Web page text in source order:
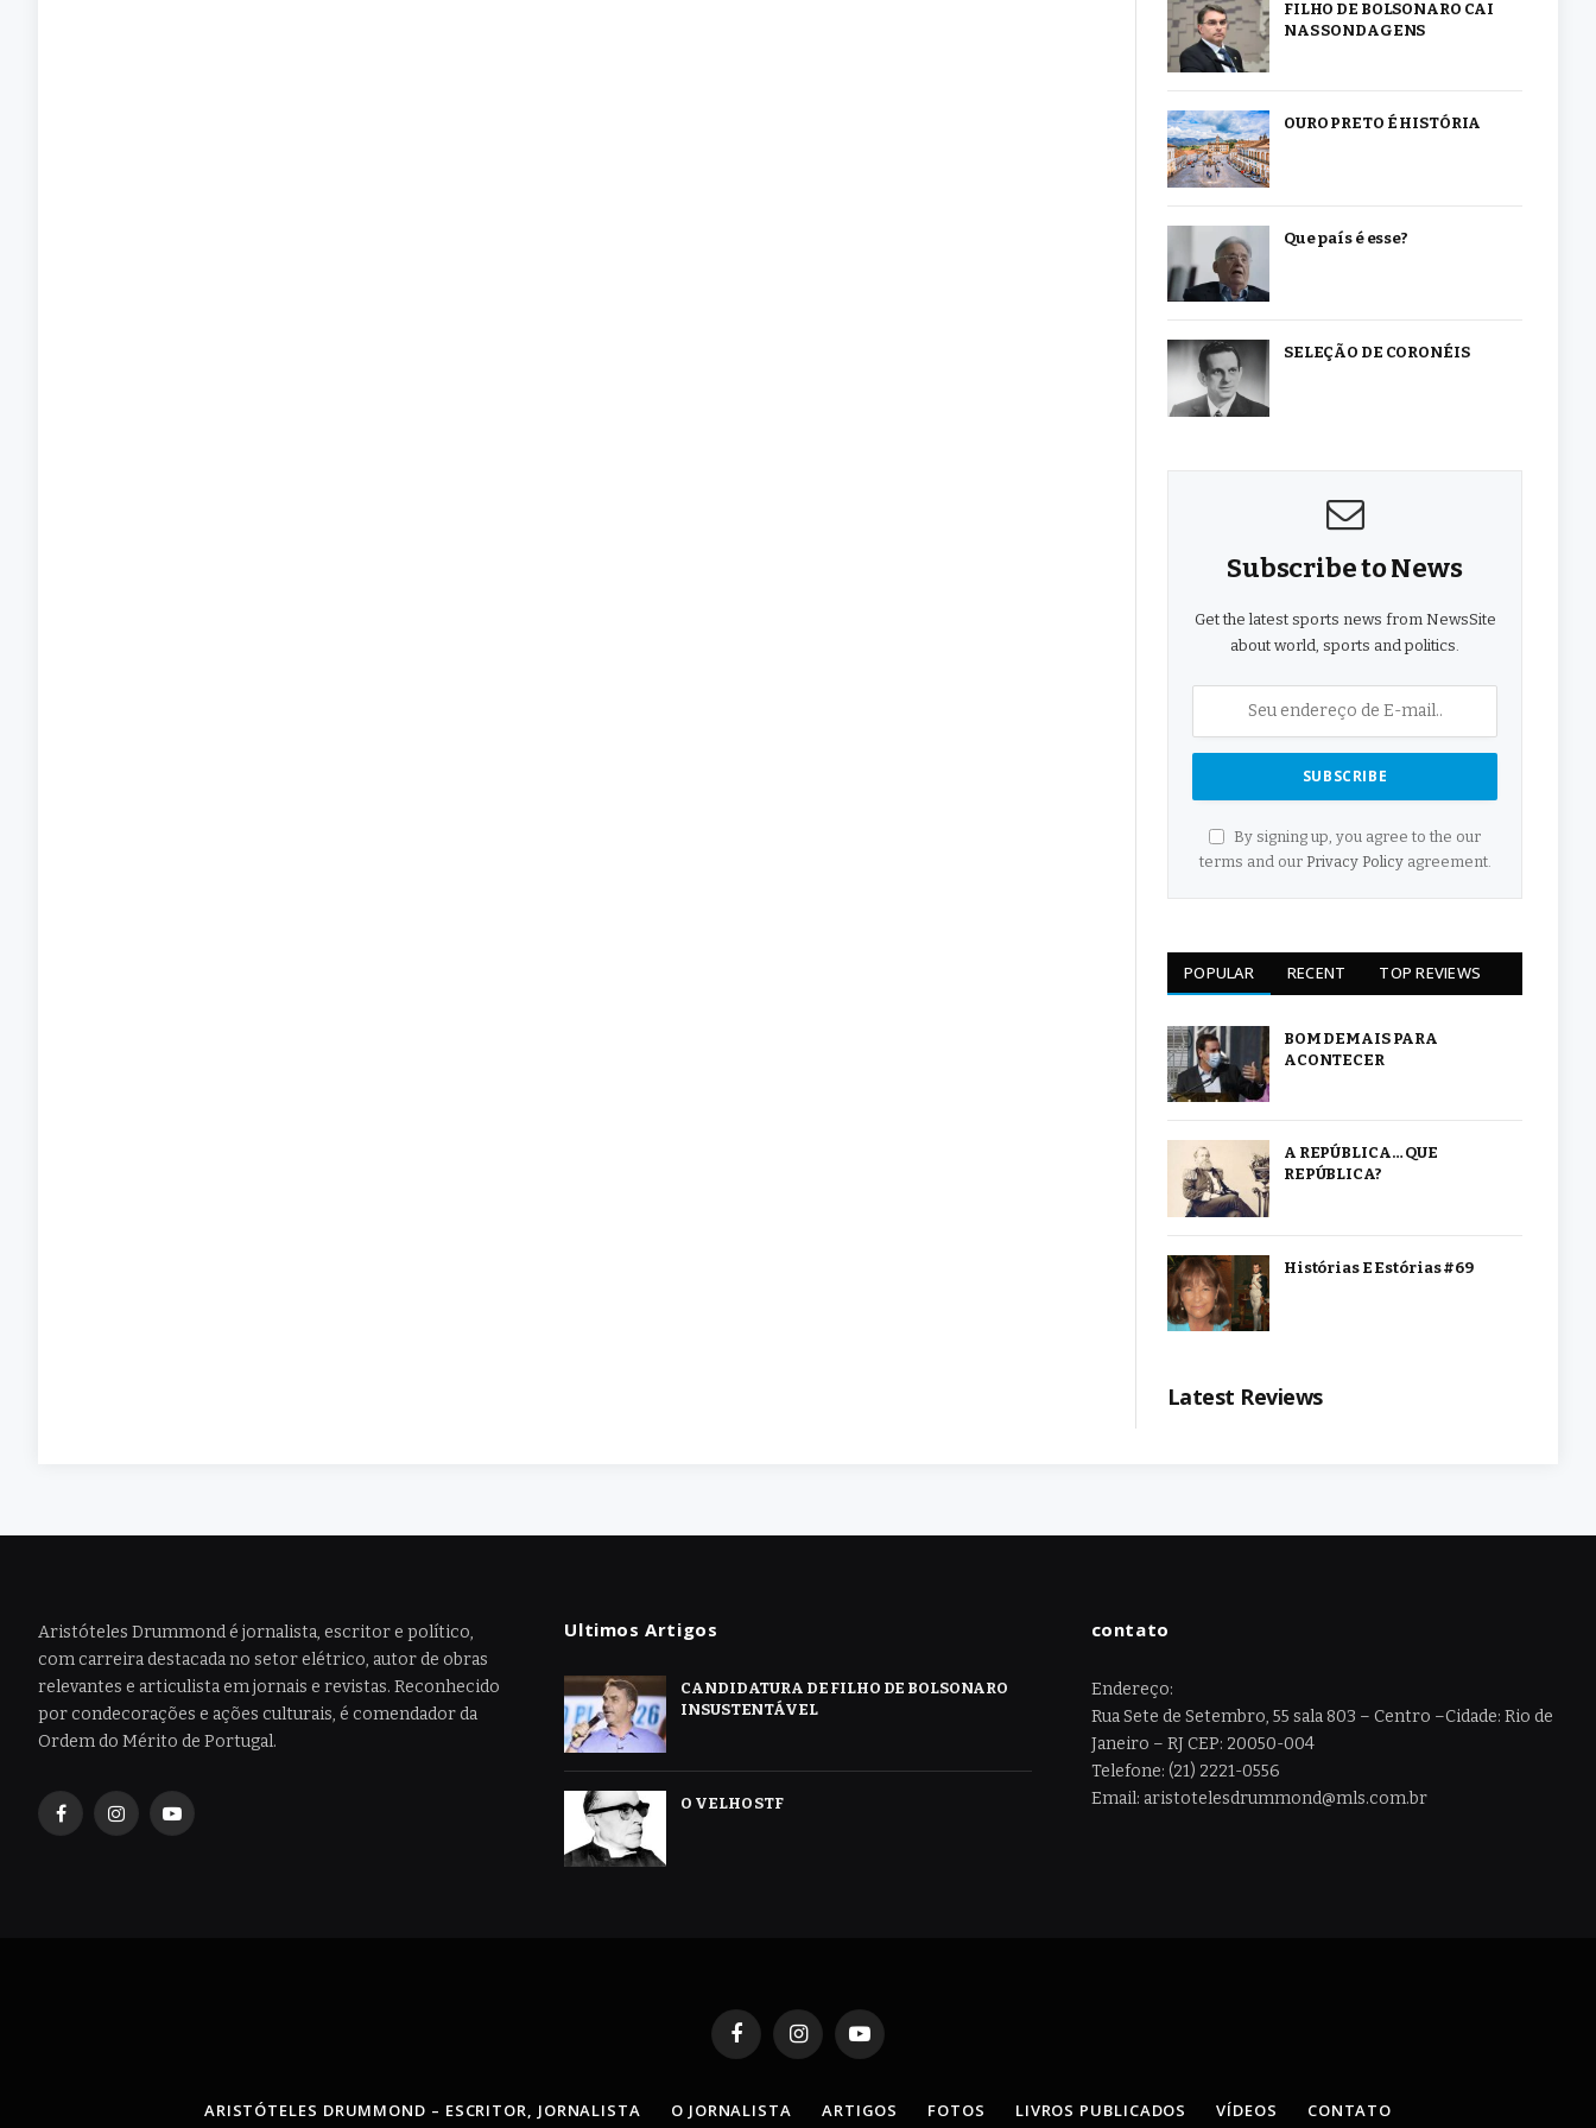
FILHO DE BOLSONARO CAI
NAS SONDAGENS
OURO PRETO É HISTÓRIA
Que país é esse?
SELEÇÃO DE CORONÉIS
Subscribe to News
Get the latest sports news from NewsSite
about world, sports and politics.
By signing up, you agree to the our
terms and our Privacy Policyagreement.
POPULAR RECENT TOP REVIEWS
BOM DEMAIS PARA
ACONTECER
A REPÚBLICA… QUE
REPÚBLICA?
Histórias E Estórias #69
Latest Reviews
Aristóteles Drummond é jornalista, escritor e político,
com carreira destacada no setor elétrico, autor de obras
relevantes e articulista em jornais e revistas. Reconhecido
por condecorações e ações culturais, é comendador da
Ordem do Mérito de Portugal.
FacebookInstagramYouTube
Ultimos Artigos
CANDIDATURA DE FILHO DE BOLSONARO
INSUSTENTÁVEL
O VELHO STF
contato
Endereço:
Rua Sete de Setembro, 55 sala 803 – Centro –Cidade: Rio de
Janeiro – RJ CEP: 20050-004
Telefone: (21) 2221-0556
Email: aristotelesdrummond@mls.com.br
FacebookInstagramYouTube
ARISTÓTELES DRUMMOND – ESCRITOR, JORNALISTA O JORNALISTA ARTIGOS FOTOS LIVROS PUBLICADOS VÍDEOS CONTATO